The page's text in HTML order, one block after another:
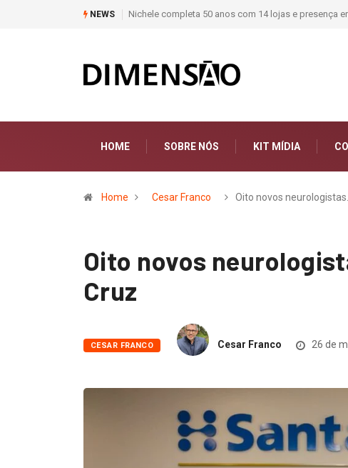
NEWS Moda deixa de seguir tendências e passa a contar
HOME SOBRE NÓS KIT MÍDIA
Home Cesar Franco Oito novos
Oito novos
Cruz
CESAR FRANCO Cesar Franco 26 de